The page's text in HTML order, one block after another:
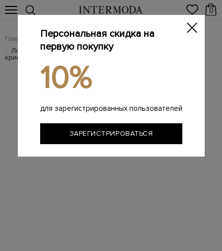
0
Главная Женщинам / Женская обувь / Лоферы женские
/ Лоферы из мерцающей телячьей кожи с крупными
кристаллами
Персональная скидка на
первую покупку
10%
для зарегистрированных пользователей
ЗАРЕГИСТРИРОВАТЬСЯ